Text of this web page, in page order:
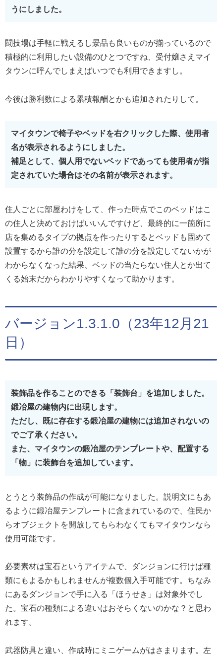
うにしました。
闘技場は手軽に戦えるし景品も良いものが揃っているので
積極的に利用したい設備のひとつですね、受付嬢さえマイ
タウンに呼んでしまえばいつでも利用できますし。
今後は勝利数による累積報酬とかも追加されたりして。
マイタウンで椅子やベッドを右クリックした際、使用者
名が表示されるようにしました。
補足として、個人用でないベッドであっても使用者が指
定されていた場合はその名前が表示されます。
住人ごとに部屋わけをして、作った時点でこのベッドはこ
の住人と決めておけばいいんですけど、最終的に一箇所に
店を集めるタイプの拠点を作ったりするとベッドも固めて
設置するから誰の分を設定して誰の分を設定してないかが
わからなくなった結果、ベッドの当たらない住人とか出て
くる始末だからわかりやすくなって助かります。
バージョン1.3.1.0（23年12月21
日）
装飾品を作ることのできる「装飾台」を追加しました。
鍛冶屋の建物内に出現します。
ただし、既に存在する鍛冶屋の建物には追加されないの
でご了承ください。
また、マイタウンの鍛冶屋のテンプレートや、配置する
「物」に装飾台を追加しています。
とうとう装飾品の作成が可能になりました。説明文にもあ
るように鍛冶屋テンプレートに含まれているので、住民か
らオブジェクトを開放してもらわなくてもマイタウンなら
使用可能です。
必要素材は宝石というアイテムで、ダンジョンに行けば種
類にもよるかもしれませんが複数個入手可能です。ちなみ
にあるダンジョンで手に入る「ほうせき」は対象外でし
た。宝石の種類による違いはおそらくないのかな？と思わ
れます。
武器防具と違い、作成時にミニゲームがはさまります。左